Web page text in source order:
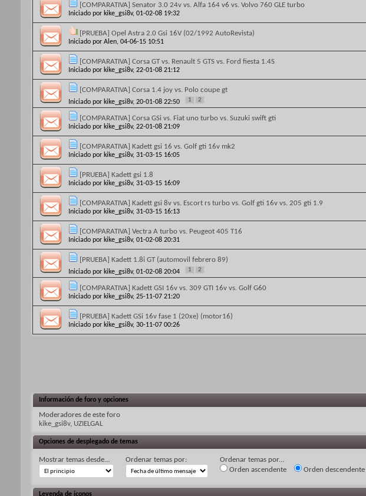
[COMPARATIVA] Senator 3.0 24v vs. Alfa 164 v6 vs. Volvo 760 GLE turbo
Iniciado por kike_gsi8v, 01-02-08 19:32
[PRUEBA] Opel Astra 2.0 Gsi 16V (02/1992 AutoRevista)
Iniciado por Alen, 04-06-15 10:51
[COMPARATIVA] Corsa GT vs. Renault 5 GTS vs. Ford fiesta 1.4S
Iniciado por kike_gsi8v, 22-01-08 21:12
[COMPARATIVA] Corsa 1.4 joy vs. Polo coupe gt
Iniciado por kike_gsi8v, 20-01-08 22:50 1 2
[COMPARATIVA] Corsa GSi vs. Fiat uno turbo vs. Suzuki swift gti
Iniciado por kike_gsi8v, 22-01-08 21:09
[COMPARATIVA] Kadett gsi 16 vs. Golf gti 16v mk2
Iniciado por kike_gsi8v, 31-03-15 16:05
[PRUEBA] Kadett gsi 1.8
Iniciado por kike_gsi8v, 31-03-15 16:09
[COMPARATIVA] Kadett gsi 8v vs. Escort rs turbo vs. Golf gti 16v vs. 205 gti 1.9
Iniciado por kike_gsi8v, 31-03-15 16:13
[COMPARATIVA] Vectra A turbo vs. Peugeot 405 T16
Iniciado por kike_gsi8v, 01-02-08 20:31
[PRUEBA] Kadett 1.8i GT (automovil febrero 89)
Iniciado por kike_gsi8v, 01-02-08 20:04 1 2
[COMPARATIVA] Kadett GSI 16v vs. 309 GTI 16v vs. Golf G60
Iniciado por kike_gsi8v, 25-11-07 21:20
[PRUEBA] Kadett GSi 16v fase 1 (20xe) (motor16)
Iniciado por kike_gsi8v, 30-11-07 00:26
Información de foro y opciones
Moderadores de este foro
kike_gsi8v, UZIELGAL
Opciones de desplegado de temas
Mostrar temas desde... Ordenar temas por:
Ordenar temas por...
Orden ascendente
Orden descendente
Leyenda de iconos